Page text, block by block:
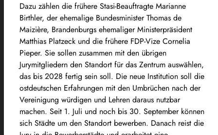
Dazu zählen die frühere Stasi-Beauftragte Marianne
Birthler, der ehemalige Bundesminister Thomas de
Maizière, Brandenburgs ehemaliger Ministerpräsident
Matthias Platzeck und die frühere FDP-Vize Cornelia
Pieper. Sie sollen zusammen mit den übrigen
Jurymitgliedern den Standort für das Zentrum auswählen,
das bis 2028 fertig sein soll. Die neue Institution soll die
ostdeutschen Erfahrungen mit den Umbrüchen nach der
Vereinigung würdigen und Lehren daraus nutzbar
machen. Seit 1. Juli und noch bis 30. September können
sich Städte um den Standort bewerben. Danach reist die